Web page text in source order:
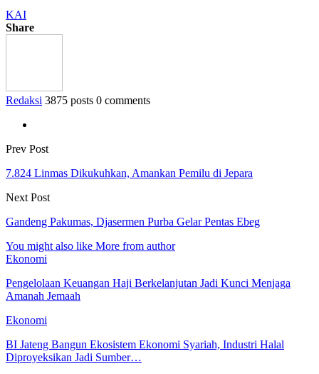
KAI
Share
Redaksi 3875 posts 0 comments
Prev Post
7.824 Linmas Dikukuhkan, Amankan Pemilu di Jepara
Next Post
Gandeng Pakumas, Djasermen Purba Gelar Pentas Ebeg
You might also like More from author
Ekonomi
Pengelolaan Keuangan Haji Berkelanjutan Jadi Kunci Menjaga
Amanah Jemaah
Ekonomi
BI Jateng Bangun Ekosistem Ekonomi Syariah, Industri Halal
Diproyeksikan Jadi Sumber…